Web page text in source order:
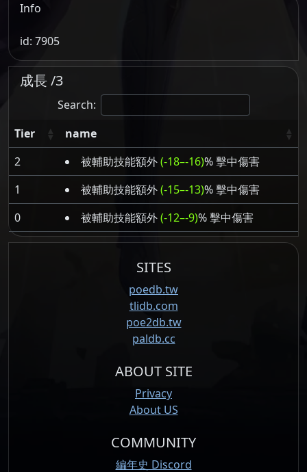
Info
id: 7905
成長 /3
Search:
Tier
name
2
被輔助技能額外(-18–-16)% 擊中傷害
1
被輔助技能額外(-15–-13)% 擊中傷害
0
被輔助技能額外(-12–-9)% 擊中傷害
SITES
poedb.tw
tlidb.com
poe2db.tw
paldb.cc
ABOUT SITE
Privacy
About US
COMMUNITY
編年史 Discord